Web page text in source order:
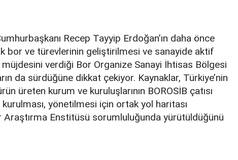
Recep Tayyip Erdoğan’ın daha önce
bor ve türevlerinin geliştirilmesi ve sanayide aktif
müjdesini verdiği Bor Organize Sanayi İhtisas Bölgesi
da sürdüğüne dikkat çekiyor. Kaynaklar, Türkiye’nin
üreten kurum ve kuruluşlarının BOROSİB çatısı
kurulması, yönetilmesi için ortak yol haritası
Araştırma Enstitüsü sorumluluğunda yürütüldüğünü